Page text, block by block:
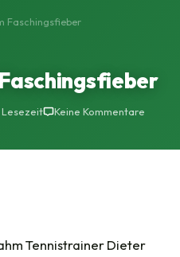
Faschingsfieber
Lesezeit Keine Kommentare
Tennistrainer Dieter